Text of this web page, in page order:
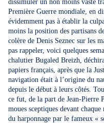
dissimuler un non moins vaste
Première Guerre mondiale, en
évidemment pas à établir la
moins la position des partisans
colère de Denis Seznec sur les
pas rappeler, voici quelques
chalutier Bugaled Breizh,
papiers français, après que la
navigation était à l’origine du
depuis le début à leurs côtés.
ce fut, de la part de Jean-Pierre
moues sceptiques devant
du harponnage par le fameux «